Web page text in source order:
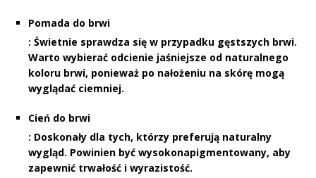
Pomada do brwi
: Świetnie sprawdza się w przypadku gęstszych brwi.
Warto wybierać odcienie jaśniejsze od naturalnego
koloru brwi, ponieważ po nałożeniu na skórę mogą
wyglądać ciemniej.
Cień do brwi
: Doskonały dla tych, którzy preferują naturalny
wygląd. Powinien być wysokonapigmentowany, aby
zapewnić trwałość i wyrazistość.